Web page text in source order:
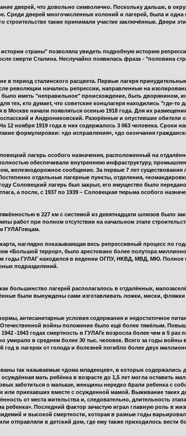
дверей, что довольно символично. Поскольку дальше, в
Среди дверей многочисленных колоний и лагерей, была и одна
строительстве также принимали участие заключённые. Двери
страны" позволяла увидеть подробную историю
смерти Сталина. Неслучайно появилась фраза - "половина
в период сталинского расцвета. Первые лагеря
революции начались репрессии, направленные на
иметь "неправильное" происхождение, быть дворянином,
тех, кто думает, что советские концлагеря находились "где-то
Москве начали появляться осенью 1918 года. Для их
и Андрониковский. Разорённые и опустевшие обители
12 ноября 1919 года в них содержалось 3 063 человека. Сроки
формулировки: «до исправления», «до окончания
лагерь особого назначения, расположенный на
обеспечивали внутреннюю инфраструктуру,
железнодорожное сообщение. За первые 7 лет существования
отдельные лагерные пункты, отделения,
Соловецкий лагерь был закрыт, его имущество было
а после, с 1937 по 1939 – Соловецкая тюрьма особого
в 227 км с системой из девятнадцати шлюзов было
работ при полном отсутствии на начальном этапе
ГУЛАГовцам.
наглядно показывающая весь репрессивный процесс по
«Большой террор», было арестовано более полутора
годы ГУЛАГ находился в ведении ОГПУ, НКВД, МВД, МЮ. Полное
подразделений.
большинство лагерей располагалось в отдалённых,
были вынуждены сами изготавливать ложки, миски, фляжки
антисанитарные условия содержания и недостаточное
Отечественной войны положение было ещё более тяжёлым.
-1943 годах смертность в ГУЛАГе возросла более чем в 5
умирало в среднем более 30 тыс. человек. Всего за годы
год в лагерях от голода и болезней погибло более двух
так называемые «дома младенцев», в которых содержались
мать ребёнка в возрасте до 1,5 лет могла оставить
заботиться о малыше, женщины нередко брали ребенка с
приехавших вместе с осужденной мамой. Выживание таких
от места жительства и, следовательно, длительность
ребенка». Последний фактор зачастую играл главную роль в
и высокой смертности, которая в разные годы
отправляли в детский дом, где ему также приходилось вести